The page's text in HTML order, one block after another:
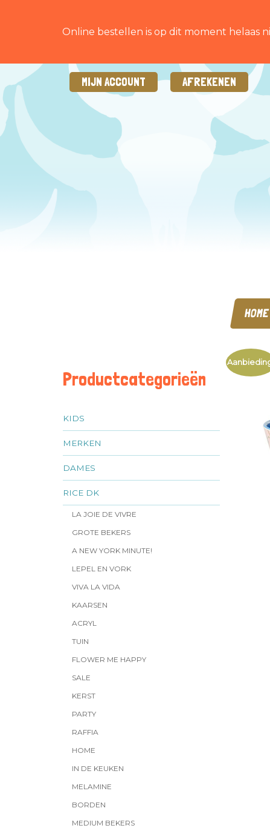
Online bestellen is op dit moment helaas
MIJN ACCOUNT AFREKENEN
HOME
Productcategorieën
KIDS
MERKEN
DAMES
RICE DK
LA JOIE DE VIVRE
GROTE BEKERS
A NEW YORK MINUTE!
LEPEL EN VORK
VIVA LA VIDA
KAARSEN
ACRYL
TUIN
FLOWER ME HAPPY
SALE
KERST
PARTY
RAFFIA
HOME
IN DE KEUKEN
MELAMINE
BORDEN
MEDIUM BEKERS